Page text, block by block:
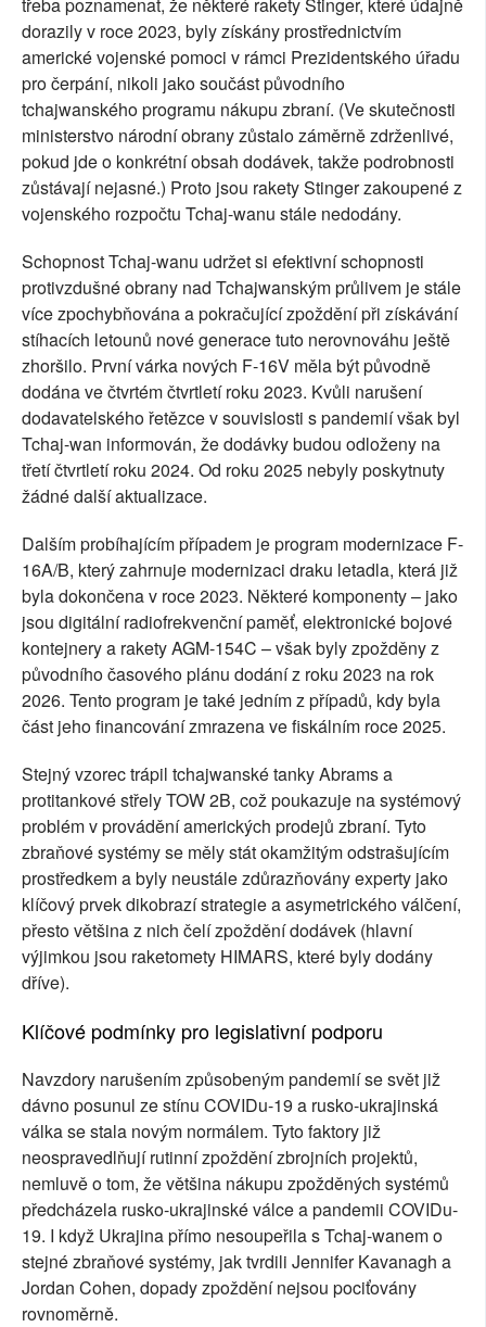
dorazily v roce 2023, byly získány prostřednictvím
americké vojenské pomoci v rámci Prezidentského úřadu
pro čerpání, nikoli jako součást původního
tchajwanského programu nákupu zbraní. (Ve skutečnosti
ministerstvo národní obrany zůstalo záměrně zdrženlivé,
pokud jde o konkrétní obsah dodávek, takže podrobnosti
zůstávají nejasné.) Proto jsou rakety Stinger zakoupené z
vojenského rozpočtu Tchaj-wanu stále nedodány.
Schopnost Tchaj-wanu udržet si efektivní schopnosti
protivzdušné obrany nad Tchajwanským průlivem je stále
více zpochybňována a pokračující zpoždění při získávání
stíhacích letounů nové generace tuto nerovnováhu ještě
zhoršilo. První várka nových F-16V měla být původně
dodána ve čtvrtém čtvrtletí roku 2023. Kvůli narušení
dodavatelského řetězce v souvislosti s pandemií však byl
Tchaj-wan informován, že dodávky budou odloženy na
třetí čtvrtletí roku 2024. Od roku 2025 nebyly poskytnuty
žádné další aktualizace.
Dalším probíhajícím případem je program modernizace F-
16A/B, který zahrnuje modernizaci draku letadla, která již
byla dokončena v roce 2023. Některé komponenty – jako
jsou digitální radiofrekvenční paměť, elektronické bojové
kontejnery a rakety AGM-154C – však byly zpožděny z
původního časového plánu dodání z roku 2023 na rok
2026. Tento program je také jedním z případů, kdy byla
část jeho financování zmrazena ve fiskálním roce 2025.
Stejný vzorec trápil tchajwanské tanky Abrams a
protitankové střely TOW 2B, což poukazuje na systémový
problém v provádění amerických prodejů zbraní. Tyto
zbraňové systémy se měly stát okamžitým odstrašujícím
prostředkem a byly neustále zdůrazňovány experty jako
klíčový prvek dikobrazí strategie a asymetrického válčení,
přesto většina z nich čelí zpoždění dodávek (hlavní
výjimkou jsou raketomety HIMARS, které byly dodány
dříve).
Klíčové podmínky pro legislativní podporu
Navzdory narušením způsobeným pandemií se svět již
dávno posunul ze stínu COVIDu-19 a rusko-ukrajinská
válka se stala novým normálem. Tyto faktory již
neospravedlňují rutinní zpoždění zbrojních projektů,
nemluvě o tom, že většina nákupu zpožděných systémů
předcházela rusko-ukrajinské válce a pandemii COVIDu-
19. I když Ukrajina přímo nesoupeřila s Tchaj-wanem o
stejné zbraňové systémy, jak tvrdili Jennifer Kavanagh a
Jordan Cohen, dopady zpoždění nejsou pociťovány
rovnoměrně.